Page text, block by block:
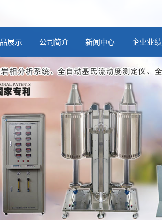
展示 公司简介 新闻中心 企业业绩